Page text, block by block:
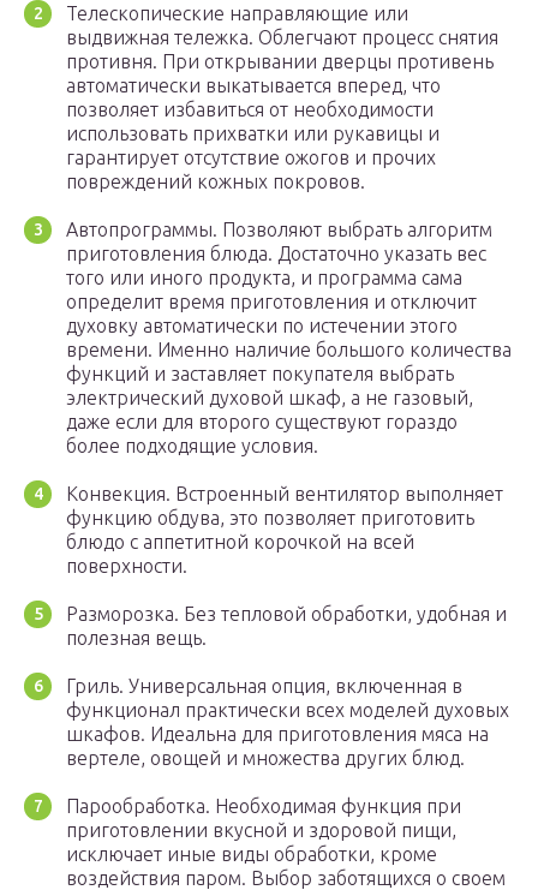
Телескопические направляющие или
выдвижная тележка. Облегчают процесс снятия
противня. При открывании дверцы противень
автоматически выкатывается вперед, что
позволяет избавиться от необходимости
использовать прихватки или рукавицы и
гарантирует отсутствие ожогов и прочих
повреждений кожных покровов.
Автопрограммы. Позволяют выбрать алгоритм
приготовления блюда. Достаточно указать вес
того или иного продукта, и программа сама
определит время приготовления и отключит
духовку автоматически по истечении этого
времени. Именно наличие большого количества
функций и заставляет покупателя выбрать
электрический духовой шкаф, а не газовый,
даже если для второго существуют гораздо
более подходящие условия.
Конвекция. Встроенный вентилятор выполняет
функцию обдува, это позволяет приготовить
блюдо с аппетитной корочкой на всей
поверхности.
Разморозка. Без тепловой обработки, удобная и
полезная вещь.
Гриль. Универсальная опция, включенная в
функционал практически всех моделей духовых
шкафов. Идеальна для приготовления мяса на
вертеле, овощей и множества других блюд.
Парообработка. Необходимая функция при
приготовлении вкусной и здоровой пищи,
исключает иные виды обработки, кроме
воздействия паром. Выбор заботящихся о своем